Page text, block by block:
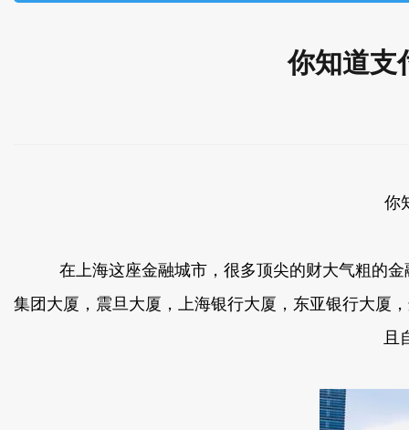
你知道支
你
在上海这座金融城市，很多顶尖的财大气粗的金融
集团大厦，震旦大厦，上海银行大厦，东亚银行大
且